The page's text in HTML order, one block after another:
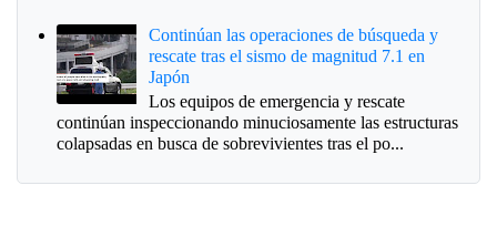
Continúan las operaciones de búsqueda y
rescate tras el sismo de magnitud 7.1 en
Japón
Los equipos de emergencia y rescate
continúan inspeccionando minuciosamente las estructuras
colapsadas en busca de sobrevivientes tras el po...